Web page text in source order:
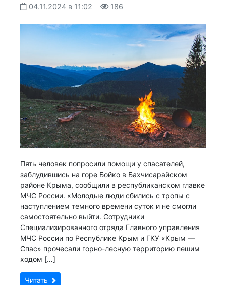
04.11.2024 в 11:02 186
Пять человек попросили помощи у спасателей,
заблудившись на горе Бойко в Бахчисарайском
районе Крыма, сообщили в республиканском главке
МЧС России. «Молодые люди сбились с тропы с
наступлением темного времени суток и не смогли
самостоятельно выйти. Сотрудники
Специализированного отряда Главного управления
МЧС России по Республике Крым и ГКУ «Крым —
Спас» прочесали горно-лесную территорию пешим
ходом […]
Читать